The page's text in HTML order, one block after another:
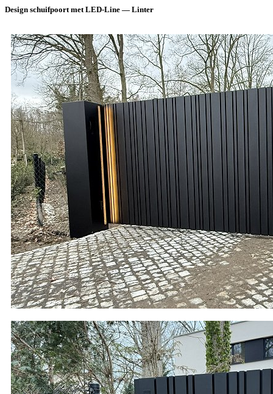
Design schuifpoort met LED-Line — Linter